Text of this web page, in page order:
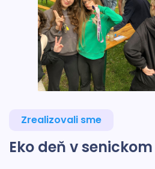
Zrealizovali sme
Eko deň v